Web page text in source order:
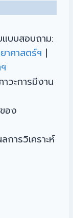
บบสอบถาม:
าศาสตร์ฯ |
วะการมีงาน
อง
ารวิเคราะห์